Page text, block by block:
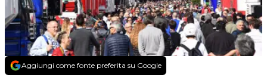
Aggiungi come fonte preferita su Google